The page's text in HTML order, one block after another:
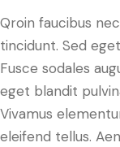
Qroin faucibus
tincidunt. Sed
Fusce sodales
eget blandit
Vivamus
eleifend tellus.